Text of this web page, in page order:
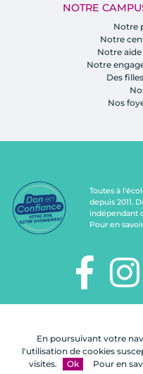
En poursuivant votre
l'utilisation de cookies
visites.
Ok Pour en
NOTRE
Notre
Notre
Notre
Notre
Des
Nos
Toutes à
depuis 2011.
indépendant
Pour en
92100